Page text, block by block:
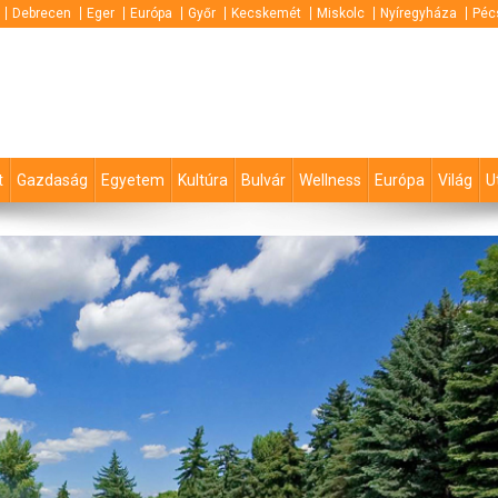
Debrecen Eger Európa Győr Kecskemét Miskolc Nyíregyháza
Gazdaság Egyetem Kultúra Bulvár Wellness Európa Világ